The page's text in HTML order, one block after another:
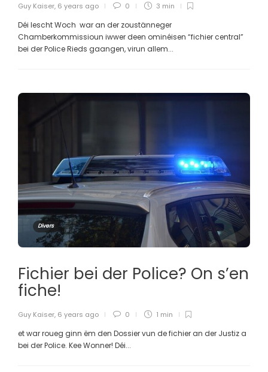
Guy Kaiser, 6 years ago 0 3 min
Déi lescht Woch war an der zoustänneger
Chamberkommissioun iwwer deen ominéisen “fichier central”
bei der Police Rieds gaangen, virun allem...
Divers
Fichier bei der Police? On s’en
fiche!
Guy Kaiser, 6 years ago 0 1 min
et war roueg ginn ëm den Dossier vun de fichier an der Justiz a
bei der Police. Kee Wonner! Déi...